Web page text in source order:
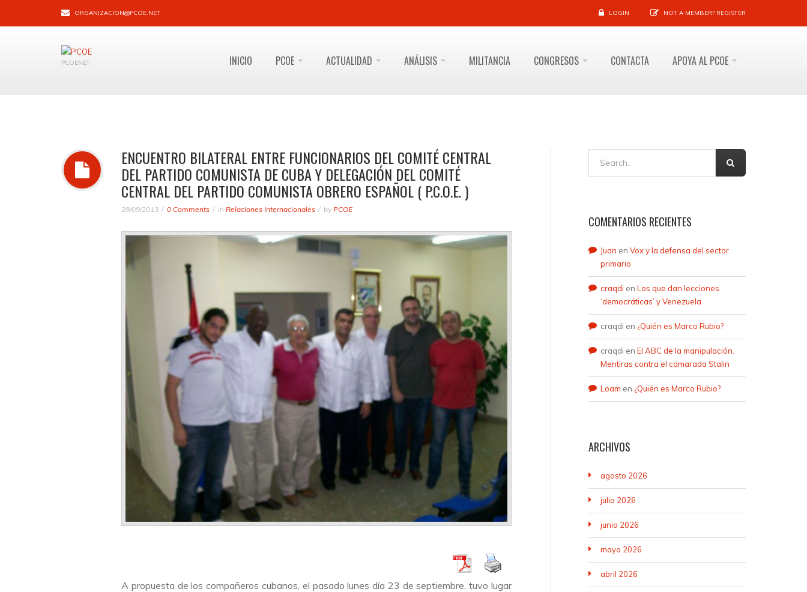
ORGANIZACION@PCOE.NET LOGIN NOT A MEMBER? REGISTER
PCOENET INICIO PCOE ACTUALIDAD ANÁLISIS MILITANCIA CONGRESOS CONTACTA APOYA AL PCOE
ENCUENTRO BILATERAL ENTRE FUNCIONARIOS DEL COMITÉ CENTRAL
DEL PARTIDO COMUNISTA DE CUBA Y DELEGACIÓN DEL COMITÉ
CENTRAL DEL PARTIDO COMUNISTA OBRERO ESPAÑOL ( P.C.O.E. )
29/09/2013 0 Comments in Relaciones Internacionales by PCOE
A propuesta de los compañeros cubanos, el pasado lunes día 23 de septiembre, tuvo lugar
COMENTARIOS RECIENTES
Juan en Vox y la defensa del sector
primario
craqdi en Los que dan lecciones
‘democráticas’ y Venezuela
craqdi en ¿Quién es Marco Rubio?
craqdi en El ABC de la manipulación.
Mentiras contra el camarada Stalin
Loam en ¿Quién es Marco Rubio?
ARCHIVOS
agosto 2026
julio 2026
junio 2026
mayo 2026
abril 2026